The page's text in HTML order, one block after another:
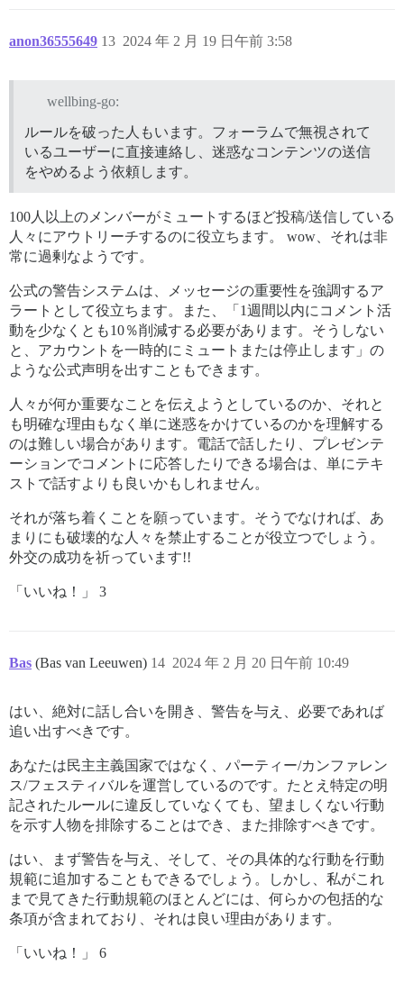
anon36555649 2024 年 2 月 19 日午前 3:58
13
wellbing-go:
ルールを破った人もいます。フォーラムで無視されて
いるユーザーに直接連絡し、迷惑なコンテンツの送信
をやめるよう依頼します。
100人以上のメンバーがミュートするほど投稿/送信している
人々にアウトリーチするのに役立ちます。 wow、それは非
常に過剰なようです。
公式の警告システムは、メッセージの重要性を強調するア
ラートとして役立ちます。また、「1週間以内にコメント活
動を少なくとも10％削減する必要があります。そうしない
と、アカウントを一時的にミュートまたは停止します」の
ような公式声明を出すこともできます。
人々が何か重要なことを伝えようとしているのか、それと
も明確な理由もなく単に迷惑をかけているのかを理解する
のは難しい場合があります。電話で話したり、プレゼンテ
ーションでコメントに応答したりできる場合は、単にテキ
ストで話すよりも良いかもしれません。
それが落ち着くことを願っています。そうでなければ、あ
まりにも破壊的な人々を禁止することが役立つでしょう。
外交の成功を祈っています!!
「いいね！」 3
Bas (Bas van Leeuwen) 2024 年 2 月 20 日午前 10:49
14
はい、絶対に話し合いを開き、警告を与え、必要であれば
追い出すべきです。
あなたは民主主義国家ではなく、パーティー/カンファレン
ス/フェスティバルを運営しているのです。たとえ特定の明
記されたルールに違反していなくても、望ましくない行動
を示す人物を排除することはでき、また排除すべきです。
はい、まず警告を与え、そして、その具体的な行動を行動
規範に追加することもできるでしょう。しかし、私がこれ
まで見てきた行動規範のほとんどには、何らかの包括的な
条項が含まれており、それは良い理由があります。
「いいね！」 6